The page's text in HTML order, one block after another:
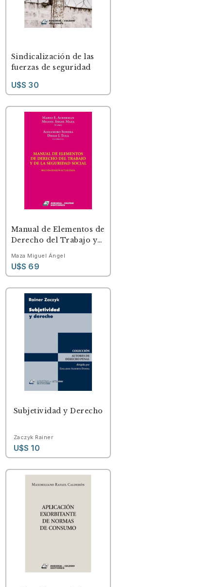
Sindicalización de las
fuerzas de seguridad
U$S 30
Manual de Elementos de
Derecho del Trabajo y
2° Edición actualizada
Maza Miguel Ángel
U$S 69
Subjetividad y Derecho
Zaczyk Rainer
U$S 10